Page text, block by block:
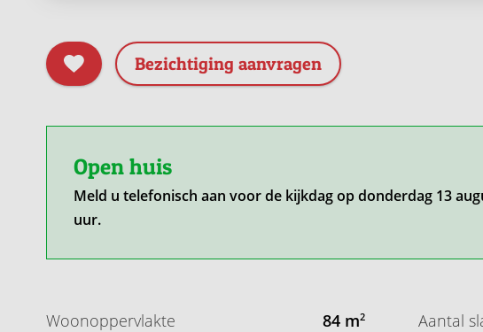
Bezichtiging aanvragen
Open huis
Meld u telefonisch aan voor de kijkdag op donderdag 13
uur.
Woonoppervlakte 84 m2 Aantal